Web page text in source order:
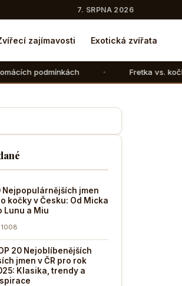
7. SRPNA 2026
zajímavosti Exotická zvířata
Fretka vs. kočka: V čem se liší
Nejpopulárnějších jmen
kočky v Česku: Od Micka
Lunu a Miu
20 Nejoblíbenějších
jmen v ČR pro rok
Klasika, trendy a